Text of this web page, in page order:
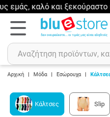
καλό και ξεκούραστο
Πρόσφατες αναζητήσεις :
Αρχική | Μόδα | Εσώρουχα |
Κάλτσες Slip